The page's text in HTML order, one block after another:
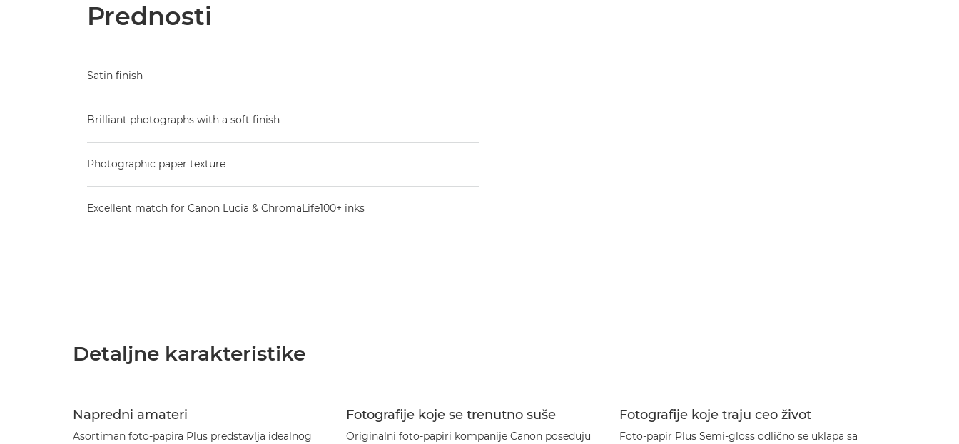
Prednosti
Satin finish
Brilliant photographs with a soft finish
Photographic paper texture
Excellent match for Canon Lucia & ChromaLife100+ inks
Detaljne karakteristike
Napredni amateri
Asortiman foto-papira Plus predstavlja idealnog
Fotografije koje se trenutno suše
Originalni foto-papiri kompanije Canon poseduju
Fotografije koje traju ceo život
Foto-papir Plus Semi-gloss odlično se uklapa sa